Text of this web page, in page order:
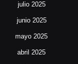
julio 2025
junio 2025
mayo 2025
abril 2025